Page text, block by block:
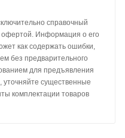
справочный
офертой. Информация о его
как содержать ошибки,
без предварительного
для предъявления
уточняйте существенные
комплектации товаров